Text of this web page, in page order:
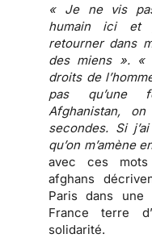
« Je ne vis
humain ici et
retourner dans
des miens ». «
droits de
pas qu’une
Afghanistan,
secondes. Si
qu’on m’amène
avec ces
afghans
Paris dans une
France terre
solidarité.